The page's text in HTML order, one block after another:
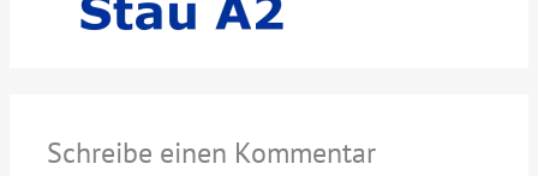
Schreibe einen Kommentar